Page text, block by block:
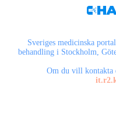
Sveriges medicinska
behandling i Stockholm,
Om du vill kontakta